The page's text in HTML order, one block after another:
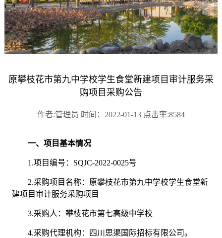
原攀枝花市第九中学校学生食堂新建项目审计服务采
购项目采购公告
作者:管理员 时间：2022-01-13 点击率:8584
一、项目基本情况
1.项目编号： SQJC-2022-0025号
2.采购项目名称： 原攀枝花市第九中学校学生食堂新
建项目审计服务采购项目
3.采购人：攀枝花市第七高级中学校
4.采购代理机构：四川思渠国际招标有限公司。